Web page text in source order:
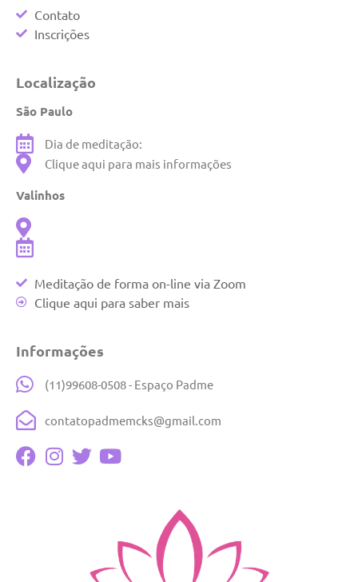
Contato
Inscrições
Localização
São Paulo
Dia de meditação:
Clique aqui para mais informações
Valinhos
Meditação de forma on-line via Zoom
Clique aqui para saber mais
Informações
(11)99608-0508 - Espaço Padme
contatopadmemcks@gmail.com